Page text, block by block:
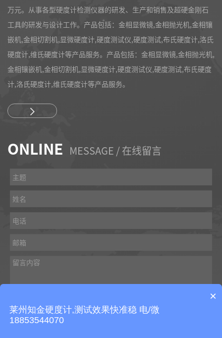
万元。从事各型硬度计检测仪器的研发、生产和销售及超硬金刚石
工具的研发与设计工作。产品包括：金相显微镜,金相抛光机,金相镶
嵌机,金相切割机,显微硬度计,硬度测试仪,硬度测试,布氏硬度计,洛氏
硬度计,维氏硬度计等产品服务。产品包括：金相显微镜,金相抛光机,
金相镶嵌机,金相切割机,显微硬度计,硬度测试仪,硬度测试,布氏硬度
计,洛氏硬度计,维氏硬度计等产品服务。
ONLINE MESSAGE / 在线留言
×
莱州知金硬度计,测试效果快准稳 电/微
18853544070